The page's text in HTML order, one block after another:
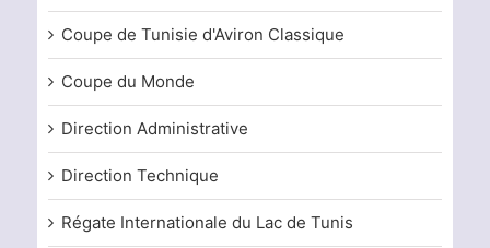
Coupe de Tunisie d'Aviron Classique
Coupe du Monde
Direction Administrative
Direction Technique
Régate Internationale du Lac de Tunis